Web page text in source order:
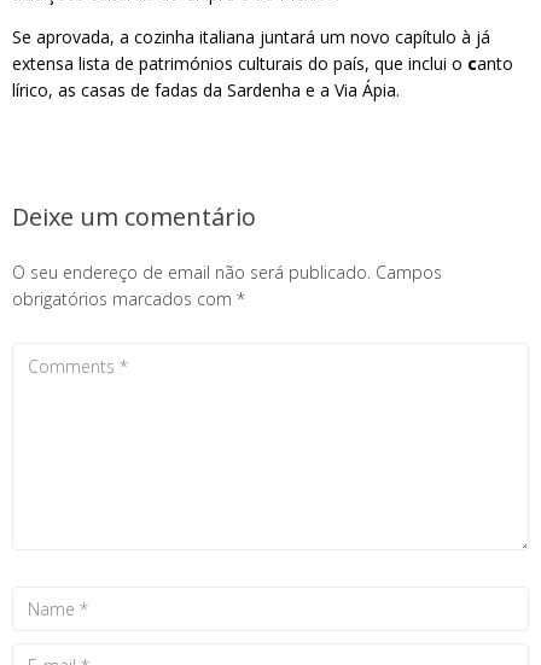
Se aprovada, a cozinha italiana juntará um novo capítulo à já
extensa lista de patrimónios culturais do país, que inclui o canto
lírico, as casas de fadas da Sardenha e a Via Ápia.
Deixe um comentário
O seu endereço de email não será publicado. Campos
obrigatórios marcados com *